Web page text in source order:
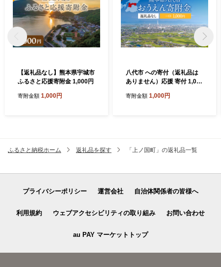
【返礼品なし】熊本県宇城市
ふるさと応援寄附金 1,000円
寄附金額 1,000円
八代市 への寄付（返礼品は
ありません）応援 寄付 1,000
寄附金額 1,000円
ふるさと納税ホーム 返礼品を探す 「上ノ国町」の返礼品一覧
プライバシーポリシー 運営会社 自治体関係者の皆様へ
利用規約 ウェブアクセシビリティの取り組み お問い合わせ
au PAY マーケットトップ